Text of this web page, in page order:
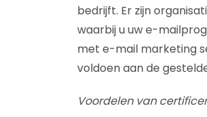
bedrijft. Er zijn
waarbij u uw e-
met e-mail marketing
voldoen aan de
Voordelen van